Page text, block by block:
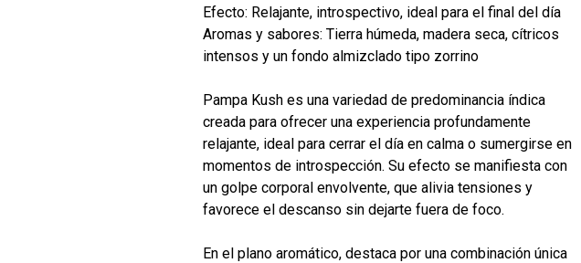
Efecto: Relajante, introspectivo, ideal para el final del día
Aromas y sabores: Tierra húmeda, madera seca, cítricos
intensos y un fondo almizclado tipo zorrino
Pampa Kush es una variedad de predominancia índica
creada para ofrecer una experiencia profundamente
relajante, ideal para cerrar el día en calma o sumergirse en
momentos de introspección. Su efecto se manifiesta con
un golpe corporal envolvente, que alivia tensiones y
favorece el descanso sin dejarte fuera de foco.
En el plano aromático, destaca por una combinación única